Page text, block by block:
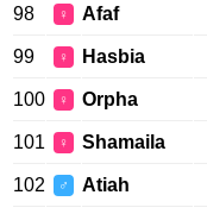
98 ♀ Afaf
99 ♀ Hasbia
100 ♀ Orpha
101 ♀ Shamaila
102 ♂ Atiah